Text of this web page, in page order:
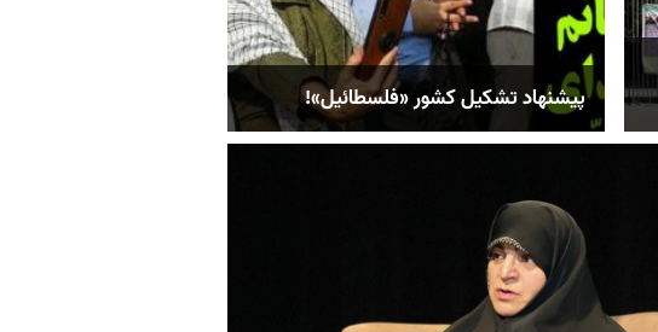
پیشنهاد تشکیل کشور «فلسطائیل»!